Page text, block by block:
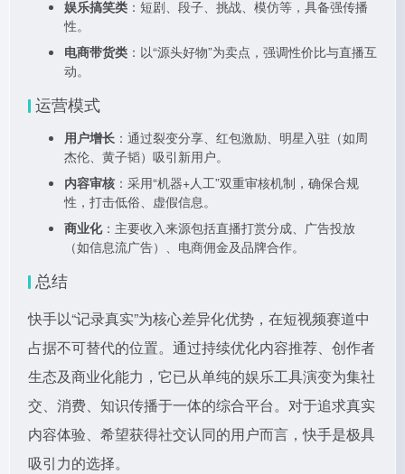
娱乐搞笑类 ：短剧、段子、挑战、模仿等，具备强传播
性。
电商带货类 ：以“源头好物”为卖点，强调性价比与直播互
动。
运营模式
用户增长 ：通过裂变分享、红包激励、明星入驻（如周
杰伦、黄子韬）吸引新用户。
内容审核 ：采用“机器+人工”双重审核机制，确保合规
性，打击低俗、虚假信息。
商业化：主要收入来源包括直播打赏分成、广告投放
（如信息流广告）、电商佣金及品牌合作。
总结
快手以“记录真实”为核心差异化优势，在短视频赛道中
占据不可替代的位置。通过持续优化内容推荐、创作者
生态及商业化能力，它已从单纯的娱乐工具演变为集社
交、消费、知识传播于一体的综合平台。对于追求真实
内容体验、希望获得社交认同的用户而言，快手是极具
吸引力的选择。